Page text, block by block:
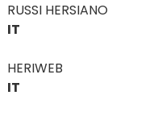
RUSSI HERSIANO
IT
HERIWEB
IT